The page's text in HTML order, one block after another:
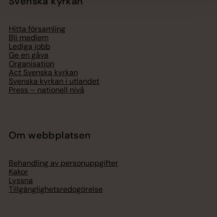
Hitta församling
Bli medlem
Lediga jobb
Ge en gåva
Organisation
Act Svenska kyrkan
Svenska kyrkan i utlandet
Press – nationell nivå
Om webbplatsen
Behandling av personuppgifter
Kakor
Lyssna
Tillgänglighetsredogörelse